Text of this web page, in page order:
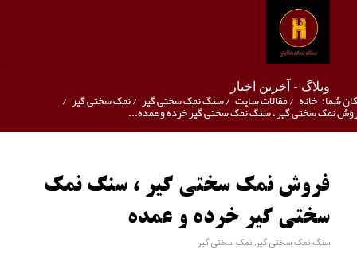
وبلاگ - آخرین اخبار
شما: خانه /مقالات سایت /سنگ نمک سختی گیر /نمک سختی گیر /
نمک سختی گیر ، سنگ نمک سختی گیر خرده و عمده...
فروش نمک سختی گیر ، سنگ نمک
سختی گیر خرده و عمده
سنگ نمک سختی گیر, نمک سختی گیر